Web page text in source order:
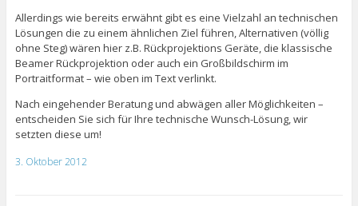
Allerdings wie bereits erwähnt gibt es eine Vielzahl an technischen
Lösungen die zu einem ähnlichen Ziel führen, Alternativen (völlig
ohne Steg) wären hier z.B. Rückprojektions Geräte, die klassische
Beamer Rückprojektion oder auch ein Großbildschirm im
Portraitformat – wie oben im Text verlinkt.
Nach eingehender Beratung und abwägen aller Möglichkeiten –
entscheiden Sie sich für Ihre technische Wunsch-Lösung, wir
setzten diese um!
3. Oktober 2012